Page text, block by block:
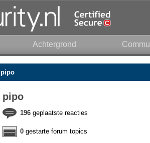
Achtergrond
pipo
pipo
196geplaatste reacties
0gestarte forum topics